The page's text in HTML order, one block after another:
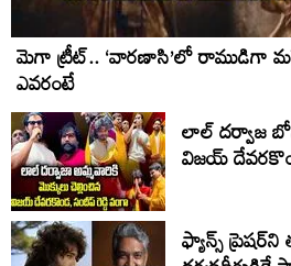
మెగా ట్రీట్.. ‘వారణాసి’లో రాముడిగా
ఎవరంటే
లాల్ ద‌ర్వాజ‌
విజ‌య్
ఫ్యాన్స్‌